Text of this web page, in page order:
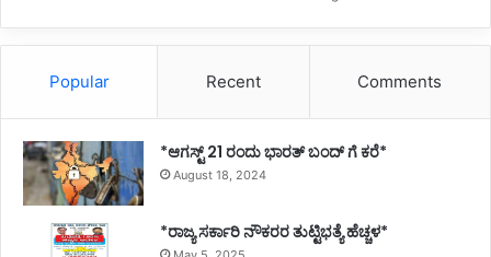
Popular Recent Comments
*ಆಗಸ್ಟ್ 21 ರಂದು ಭಾರತ್‌ ಬಂದ್‌ ಗೆ ಕರೆ*
August 18, 2024
*ರಾಜ್ಯ ಸರ್ಕಾರಿ ನೌಕರರ ತುಟ್ಟಿಭತ್ಯೆ ಹೆಚ್ಚಳ*